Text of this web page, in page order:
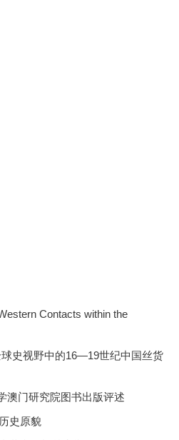
Contacts within the
史视野中的16—19世纪中国丝货
澳门研究院图书出版评述
史原貌